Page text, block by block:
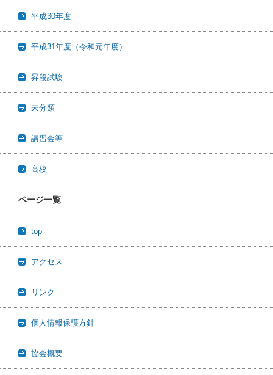
平成30年度
平成31年度（令和元年度）
昇段試験
未分類
講習会等
高校
ページ一覧
top
アクセス
リンク
個人情報保護方針
協会概要